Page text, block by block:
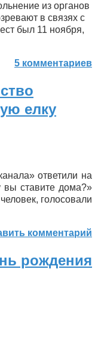
из органов
в связях с
был 11 ноября,
5 комментариев
елку
ответили на
вы ставите дома?»
голосовали
комментарий
рождения